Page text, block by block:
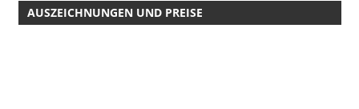
AUSZEICHNUNGEN UND PREISE